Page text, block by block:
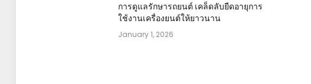
การดูแลรักษารถยนต์ เคล็ดลับยืดอายุการ
ใช้งานเครื่องยนต์ให้ยาวนาน
January 1, 2026